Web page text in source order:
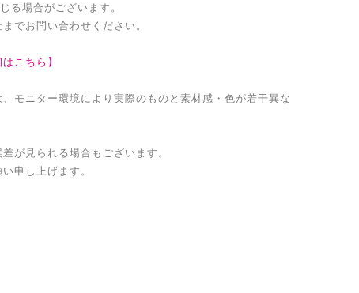
る場合がございます。
でお問い合わせください。
こちら】
モニター環境により実際のものと素材感・色が若干異な
が見られる場合もございます。
申し上げます。